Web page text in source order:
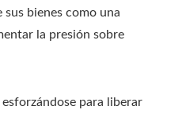
bienes como una
la presión sobre
para liberar